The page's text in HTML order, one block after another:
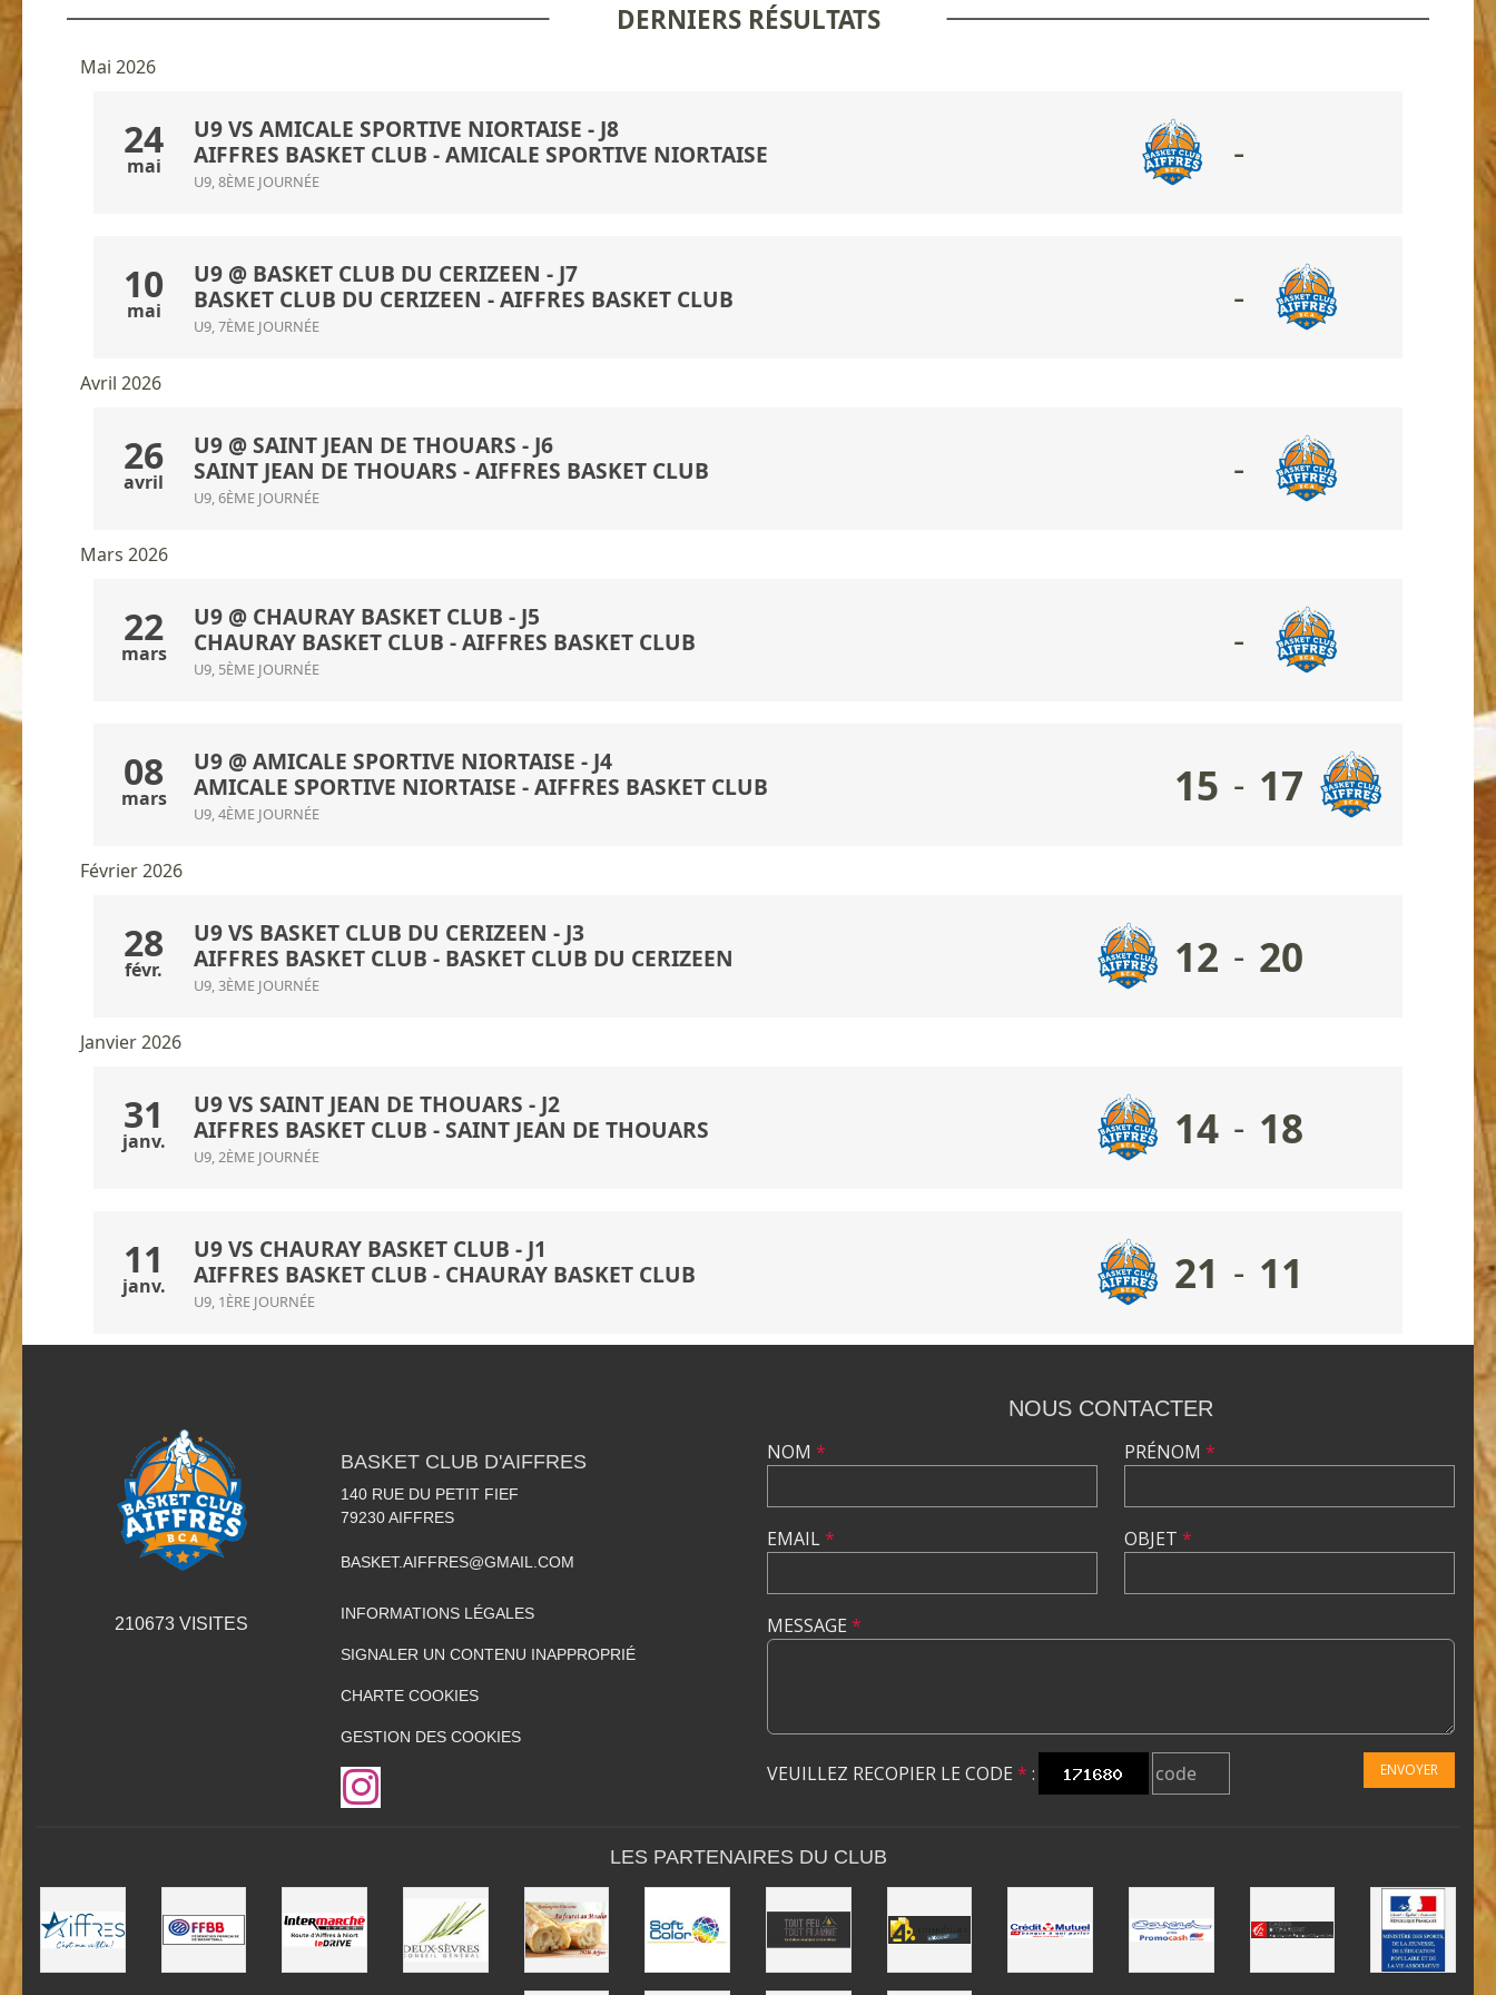
DERNIERS RÉSULTATS
Mai 2026
24
mai
U9 VS AMICALE SPORTIVE NIORTAISE - J8
AIFFRES BASKET CLUB -AMICALE SPORTIVE NIORTAISE
U9, 8ÈME JOURNÉE
-
10
mai
U9 @ BASKET CLUB DU CERIZEEN - J7
BASKET CLUB DU CERIZEEN - AIFFRES BASKET CLUB
U9, 7ÈME JOURNÉE
-
Avril 2026
26
avril
U9 @ SAINT JEAN DE THOUARS - J6
SAINT JEAN DE THOUARS - AIFFRES BASKET CLUB
U9, 6ÈME JOURNÉE
-
Mars 2026
22
mars
U9 @ CHAURAY BASKET CLUB - J5
CHAURAY BASKET CLUB - AIFFRES BASKET CLUB
U9, 5ÈME JOURNÉE
-
08
mars
U9 @ AMICALE SPORTIVE NIORTAISE - J4
AMICALE SPORTIVE NIORTAISE - AIFFRES BASKET CLUB
U9, 4ÈME JOURNÉE
15 - 17
Février 2026
28
févr.
U9 VS BASKET CLUB DU CERIZEEN - J3
AIFFRES BASKET CLUB - BASKET CLUB DU CERIZEEN
U9, 3ÈME JOURNÉE
12 - 20
Janvier 2026
31
janv.
U9 VS SAINT JEAN DE THOUARS - J2
AIFFRES BASKET CLUB - SAINT JEAN DE THOUARS
U9, 2ÈME JOURNÉE
14 - 18
11
janv.
U9 VS CHAURAY BASKET CLUB - J1
AIFFRES BASKET CLUB - CHAURAY BASKET CLUB
U9, 1ÈRE JOURNÉE
21 - 11
210673VISITES
BASKET CLUB D'AIFFRES
140 RUE DU PETIT FIEF
79230 AIFFRES
BASKET.AIFFRES@GMAIL.COM
INFORMATIONS LÉGALES
SIGNALER UN CONTENU INAPPROPRIÉ
CHARTE COOKIES
GESTION DES COOKIES
NOUS CONTACTER
NOM *
EMAIL*
PRÉNOM *
OBJET *
MESSAGE *
VEUILLEZ RECOPIER LE CODE * : ENVOYER
LES PARTENAIRES DU CLUB